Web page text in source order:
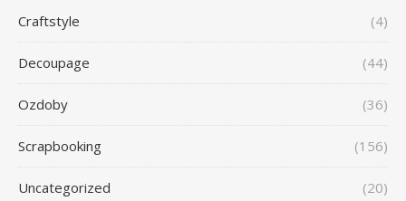
Craftstyle (4)
Decoupage (44)
Ozdoby (36)
Scrapbooking (156)
Uncategorized (20)